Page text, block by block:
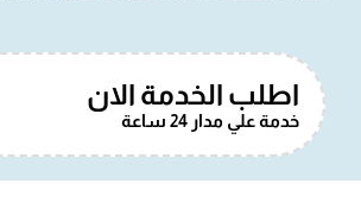
اطلب الخدمة الان
خدمة علي مدار 24 ساعة